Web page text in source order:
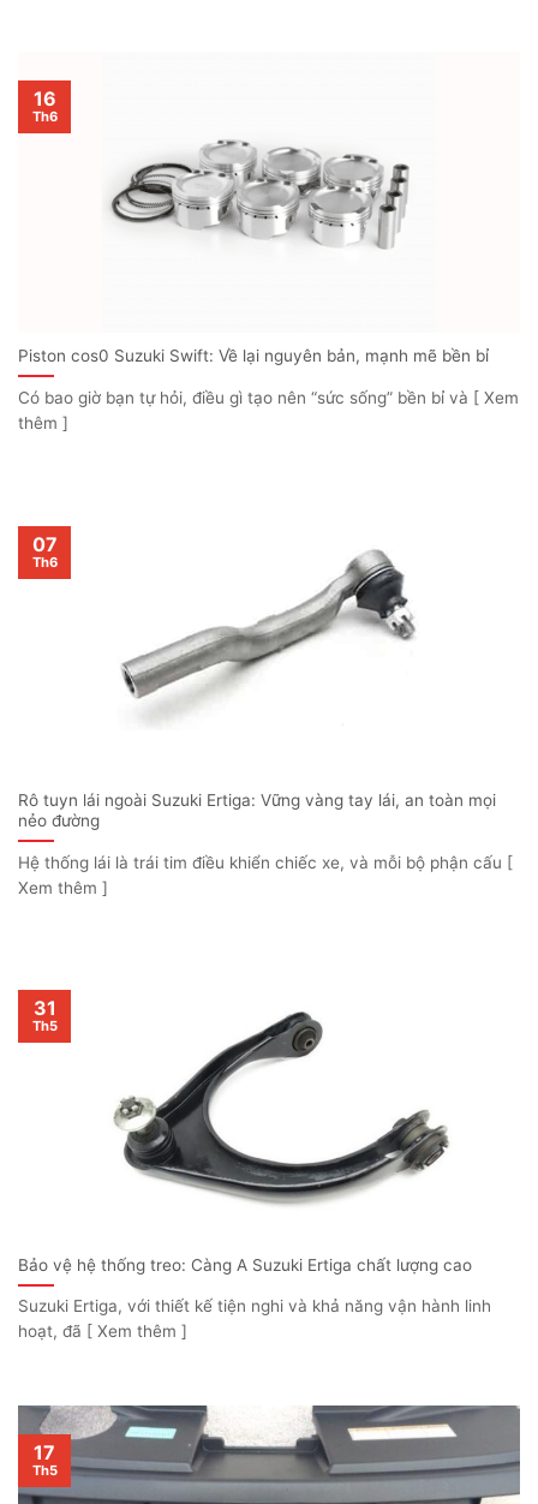
Piston cos0 Suzuki Swift: Về lại nguyên bản, mạnh mẽ bền bỉ
Có bao giờ bạn tự hỏi, điều gì tạo nên “sức sống” bền bỉ và [ Xem
thêm ]
16
Th6
Rô tuyn lái ngoài Suzuki Ertiga: Vững vàng tay lái, an toàn mọi
nẻo đường
Hệ thống lái là trái tim điều khiển chiếc xe, và mỗi bộ phận cấu [
Xem thêm ]
07
Th6
Bảo vệ hệ thống treo: Càng A Suzuki Ertiga chất lượng cao
Suzuki Ertiga, với thiết kế tiện nghi và khả năng vận hành linh
hoạt, đã [ Xem thêm ]
31
Th5
17
Th5